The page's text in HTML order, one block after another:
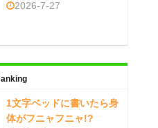
2026-7-27
1文字ベッドに書いたら身
体がフニャフニャ!?